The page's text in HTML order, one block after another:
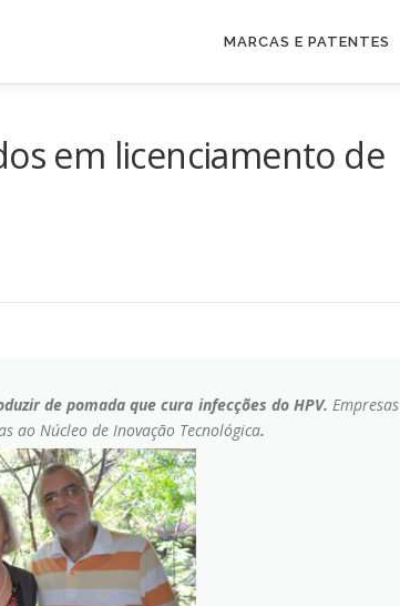
MARCAS E PATENTES
em licenciamento de
de pomada que cura infecções do HPV. Empresas
ao Núcleo de Inovação Tecnológica.